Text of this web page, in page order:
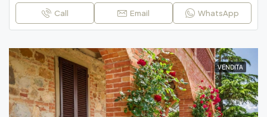
Call Email WhatsApp
VENDITA